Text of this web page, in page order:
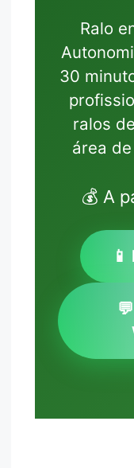
Ralo
30
ralos
área
💰 A